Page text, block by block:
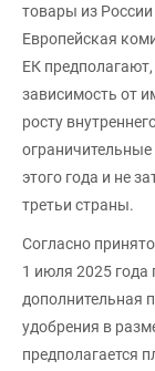
товары из
Европейская
ЕК
зависимость от
росту
этого года и не
третьи страны.
Согласно
1 июля 2025 года
дополнительная
удобрения в
предполагается